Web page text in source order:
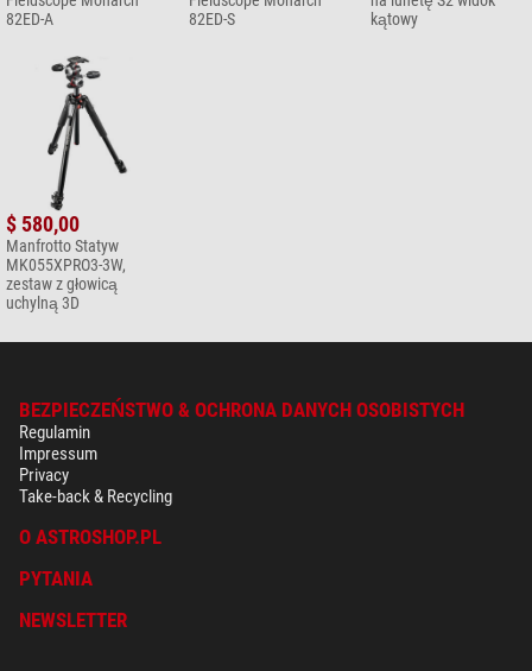
82ED-A
82ED-S
kątowy
$ 580,00
Manfrotto Statyw
MK055XPRO3-3W,
zestaw z głowicą
uchylną 3D
BEZPIECZEŃSTWO & OCHRONA DANYCH OSOBISTYCH
Regulamin
Impressum
Privacy
Take-back & Recycling
O ASTROSHOP.PL
PYTANIA
NEWSLETTER